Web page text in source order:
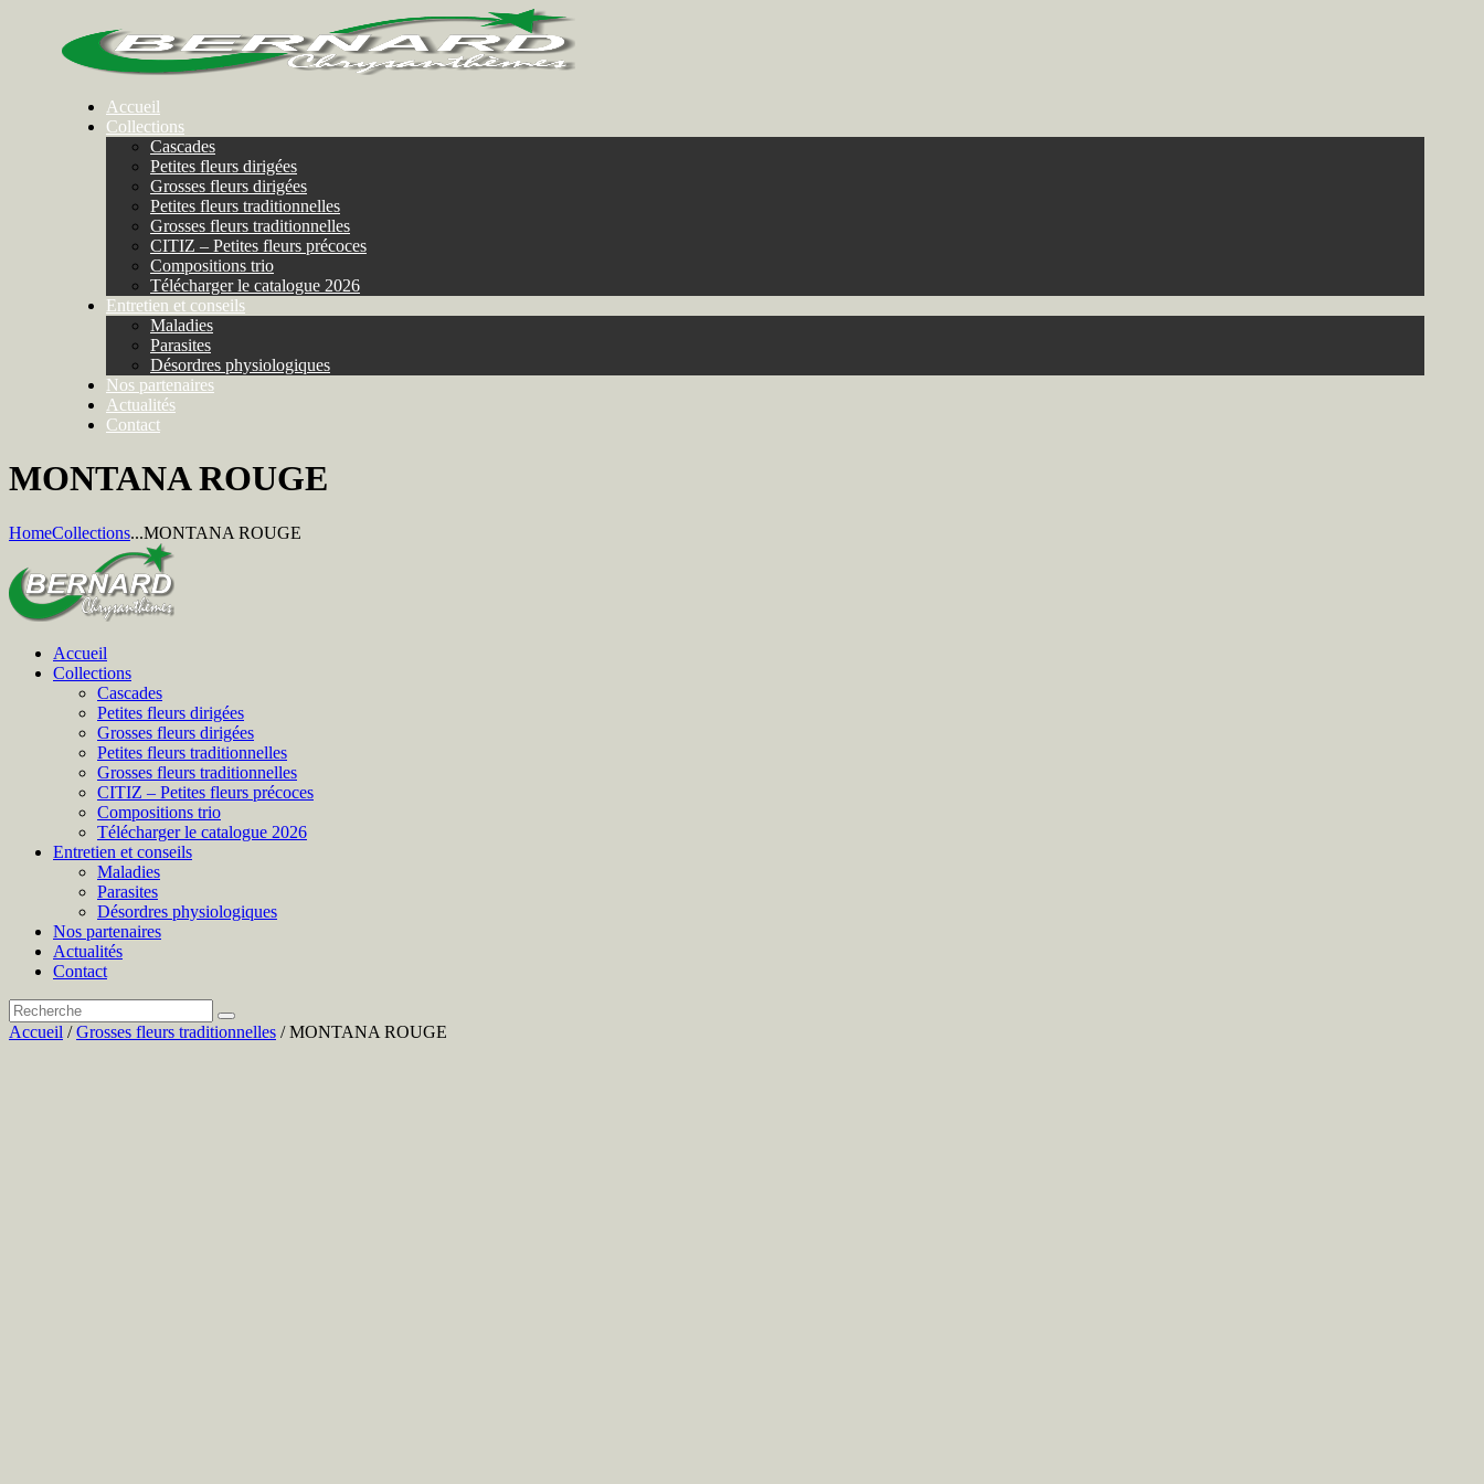
Accueil
Collections
Cascades
Petites fleurs dirigées
Grosses fleurs dirigées
Petites fleurs traditionnelles
Grosses fleurs traditionnelles
CITIZ – Petites fleurs précoces
Compositions trio
Télécharger le catalogue 2026
Entretien et conseils
Maladies
Parasites
Désordres physiologiques
Nos partenaires
Actualités
Contact
MONTANA ROUGE
HomeCollections...MONTANA ROUGE
Accueil
Collections
Cascades
Petites fleurs dirigées
Grosses fleurs dirigées
Petites fleurs traditionnelles
Grosses fleurs traditionnelles
CITIZ – Petites fleurs précoces
Compositions trio
Télécharger le catalogue 2026
Entretien et conseils
Maladies
Parasites
Désordres physiologiques
Nos partenaires
Actualités
Contact
Accueil /Grosses fleurs traditionnelles / MONTANA ROUGE